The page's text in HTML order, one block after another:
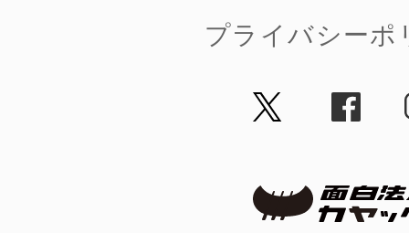
プライバシーポ
まちのコイン
お問い合わせ